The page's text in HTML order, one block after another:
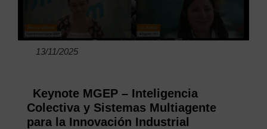
13/11/2025
Keynote MGEP – Inteligencia
Colectiva y Sistemas Multiagente
para la Innovación Industrial